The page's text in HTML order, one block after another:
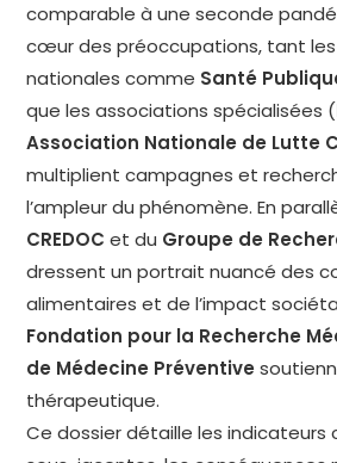
comparable à une seconde
cœur des préoccupations, tant
nationales comme Santé
que les associations spécialisées (
Association Nationale de Lutte
multiplient campagnes et
l’ampleur du phénomène. En
CREDOC et du Groupe de
dressent un portrait nuancé des
alimentaires et de l’impact
Fondation pour la Recherche
de Médecine Préventive
thérapeutique.
Ce dossier détaille les indicateurs